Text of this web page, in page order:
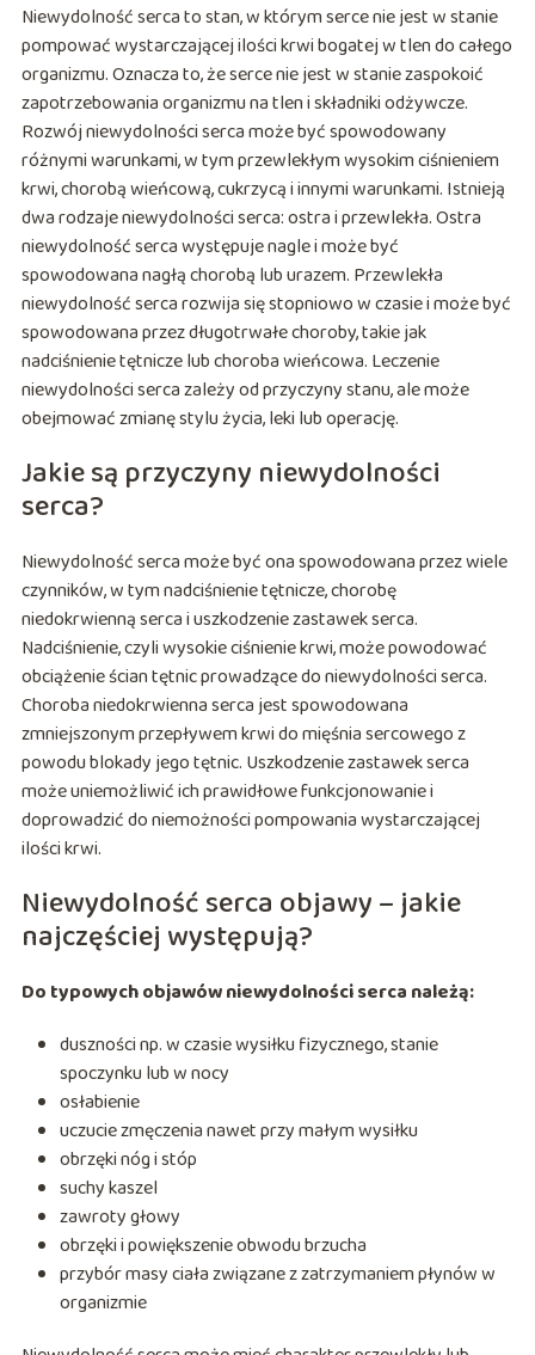
Niewydolność serca to stan, w którym serce nie jest w stanie
pompować wystarczającej ilości krwi bogatej w tlen do całego
organizmu. Oznacza to, że serce nie jest w stanie zaspokoić
zapotrzebowania organizmu na tlen i składniki odżywcze.
Rozwój niewydolności serca może być spowodowany
różnymi warunkami, w tym przewlekłym wysokim ciśnieniem
krwi, chorobą wieńcową, cukrzycą i innymi warunkami. Istnieją
dwa rodzaje niewydolności serca: ostra i przewlekła. Ostra
niewydolność serca występuje nagle i może być
spowodowana nagłą chorobą lub urazem. Przewlekła
niewydolność serca rozwija się stopniowo w czasie i może być
spowodowana przez długotrwałe choroby, takie jak
nadciśnienie tętnicze lub choroba wieńcowa. Leczenie
niewydolności serca zależy od przyczyny stanu, ale może
obejmować zmianę stylu życia, leki lub operację.
Jakie są przyczyny niewydolności
serca?
Niewydolność serca może być ona spowodowana przez wiele
czynników, w tym nadciśnienie tętnicze, chorobę
niedokrwienną serca i uszkodzenie zastawek serca.
Nadciśnienie, czyli wysokie ciśnienie krwi, może powodować
obciążenie ścian tętnic prowadzące do niewydolności serca.
Choroba niedokrwienna serca jest spowodowana
zmniejszonym przepływem krwi do mięśnia sercowego z
powodu blokady jego tętnic. Uszkodzenie zastawek serca
może uniemożliwić ich prawidłowe funkcjonowanie i
doprowadzić do niemożności pompowania wystarczającej
ilości krwi.
Niewydolność serca objawy – jakie
najczęściej występują?
Do typowych objawów niewydolności serca należą:
duszności np. w czasie wysiłku fizycznego, stanie
spoczynku lub w nocy
osłabienie
uczucie zmęczenia nawet przy małym wysiłku
obrzęki nóg i stóp
suchy kaszel
zawroty głowy
obrzęki i powiększenie obwodu brzucha
przybór masy ciała związane z zatrzymaniem płynów w
organizmie